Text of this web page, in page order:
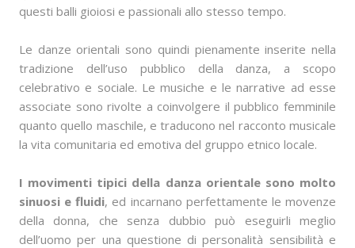
questi balli gioiosi e passionali allo stesso tempo.
Le danze orientali sono quindi pienamente inserite nella
tradizione dell’uso pubblico della danza, a scopo
celebrativo e sociale. Le musiche e le narrative ad esse
associate sono rivolte a coinvolgere il pubblico femminile
quanto quello maschile, e traducono nel racconto musicale
la vita comunitaria ed emotiva del gruppo etnico locale.
I movimenti tipici della danza orientale sono molto
sinuosi e fluidi, ed incarnano perfettamente le movenze
della donna, che senza dubbio può eseguirli meglio
dell’uomo per una questione di personalità sensibilità e